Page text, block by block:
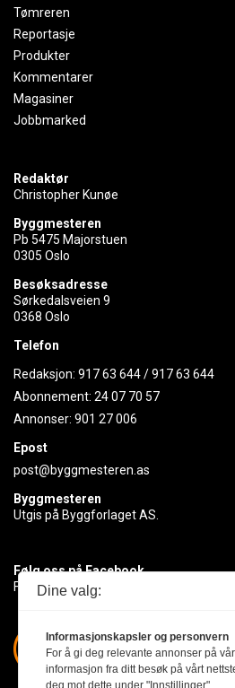
Tømreren
Reportasje
Produkter
Kommentarer
Magasiner
Jobbmarked
Redaktør
Christopher Kunøe
Byggmesteren
Pb 5475 Majorstuen
0305 Oslo
Besøksadresse
Sørkedalsveien 9
0368 Oslo
Telefon
Redaksjon: 917 63 644/917 63 644
Abonnement: 24 07 70 57
Annonser: 901 27 006
Epost
post@byggmesteren.as
Byggmesteren
Utgis på Byggforlaget AS.
Følg oss på Facebook
Få med deg det siste innen
Dine valg:
Informasjonskapsler og personvern
For å gi deg relevante annonser på
informasjon fra ditt besøk på vårt
deg mot dette under "Innstillinger".